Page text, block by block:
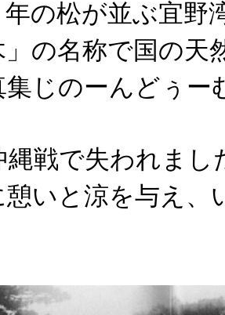
年の松が並ぶ宜
の名称で国の天
集じのーんどぅー
縄戦で失われま
憩いと涼を与え